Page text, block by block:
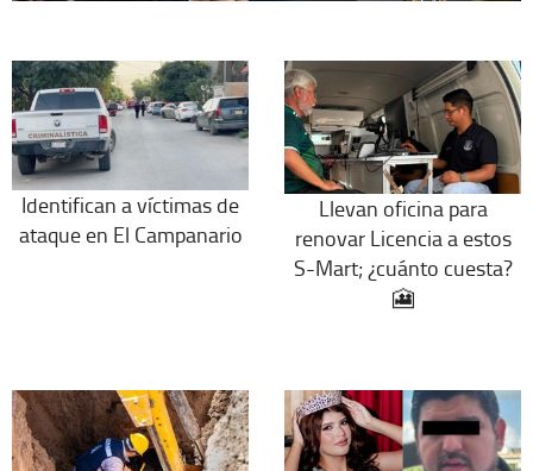
Identifican a víctimas de
ataque en El Campanario
Llevan oficina para
renovar Licencia a estos
S-Mart; ¿cuánto cuesta?
🎦